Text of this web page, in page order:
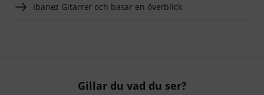
Ibanez Gitarrer och basar en överblick
Gillar du vad du ser?